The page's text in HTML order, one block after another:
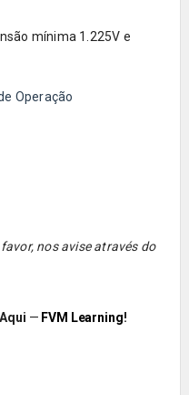
mínima 1.225V e
Operação
nos avise através do
— FVM Learning!